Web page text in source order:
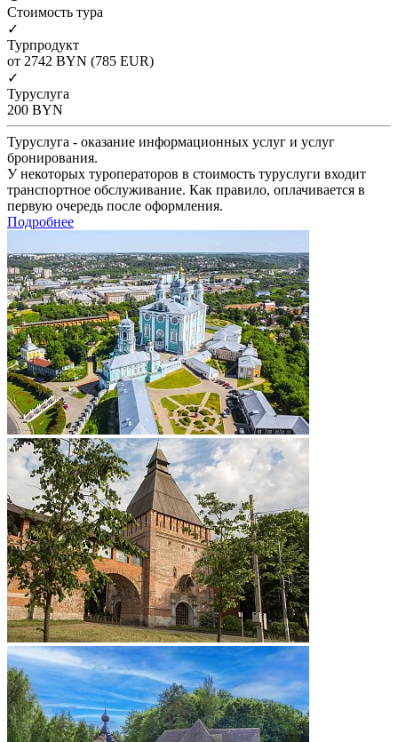
Cтоимость тура
✓
Турпродукт
от 2742 BYN (785 EUR)
✓
Туруслуга
200 BYN
Туруслуга - оказание информационных услуг и услуг
бронирования.
У некоторых туроператоров в стоимость туруслуги входит
транспортное обслуживание. Как правило, оплачивается в
первую очередь после оформления.
Подробнее